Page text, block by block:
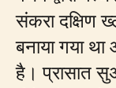
संकरा दक्षिण
बनाया गया
है। प्रासात